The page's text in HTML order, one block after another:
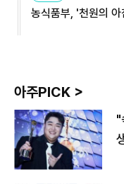
농식품부, '천원의
아주PICK >
"